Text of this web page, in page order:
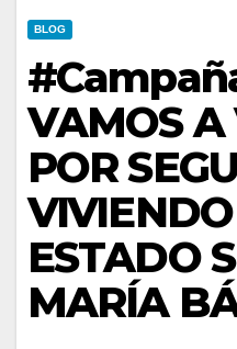
BLOG
VAMOS A
POR
ESTADO
MARÍA